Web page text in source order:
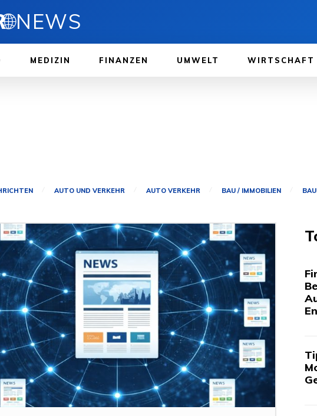
🌐NEWS
MEDIZIN FINANZEN UMWELT WIRTSCHAFT
AUTO UND VERKEHR AUTO VERKEHR BAU / IMMOBILIEN